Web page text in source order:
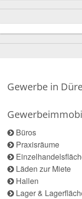
Gewerbe in
Büros
Praxisräume
Läden zur Miete
Hallen
Lager &